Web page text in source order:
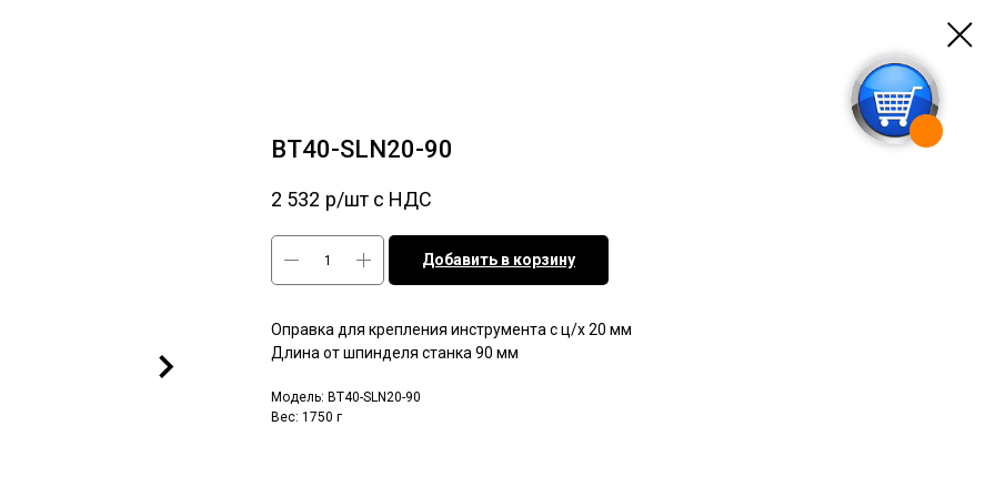
BT40-SLN20-90
2 532 р/шт c НДС
Добавить в корзину
Оправка для крепления инструмента с ц/х 20 мм
Длина от шпинделя станка 90 мм
Модель: BT40-SLN20-90
Вес: 1750 г